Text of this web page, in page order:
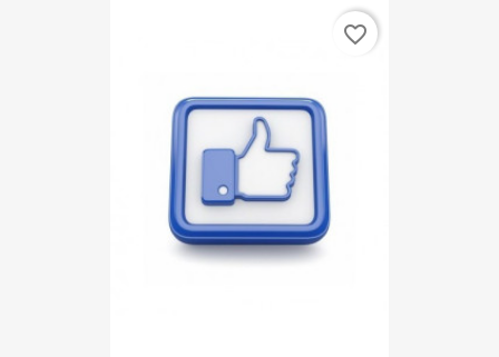
favorite_border